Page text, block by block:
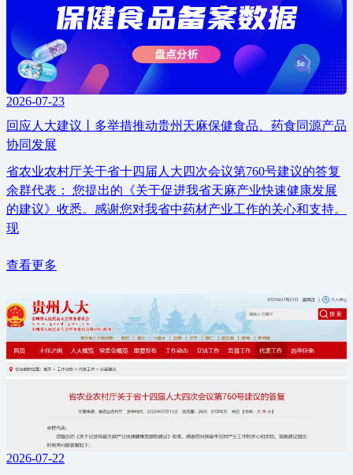
2026-07-23
回应人大建议丨多举措推动贵州天麻保健食品、药食同源产品
协同发展
省农业农村厅关于省十四届人大四次会议第760号建议的答复
余群代表： 您提出的《关于促进我省天麻产业快速健康发展
的建议》收悉。感谢您对我省中药材产业工作的关心和支持。
现
查看更多
2026-07-22